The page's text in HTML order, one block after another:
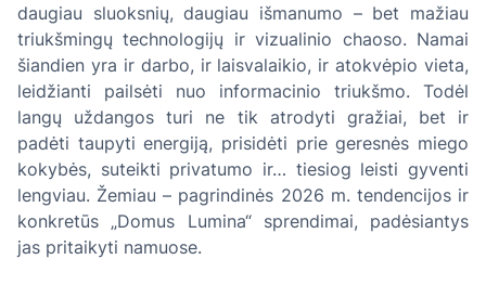
daugiau sluoksnių, daugiau išmanumo – bet mažiau
triukšmingų technologijų ir vizualinio chaoso. Namai
šiandien yra ir darbo, ir laisvalaikio, ir atokvėpio vieta,
leidžianti pailsėti nuo informacinio triukšmo. Todėl
langų uždangos turi ne tik atrodyti gražiai, bet ir
padėti taupyti energiją, prisidėti prie geresnės miego
kokybės, suteikti privatumo ir… tiesiog leisti gyventi
lengviau. Žemiau – pagrindinės 2026 m. tendencijos ir
konkretūs „Domus Lumina“ sprendimai, padėsiantys
jas pritaikyti namuose.